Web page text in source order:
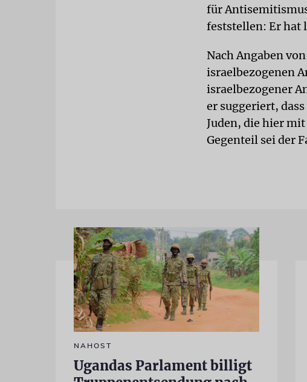
für
feststellen: Er hat
Nach Angaben
israelbezogenen
israelbezogener
er suggeriert,
Juden, die hier
Gegenteil sei der
NAHOST
Ugandas Parlament billigt